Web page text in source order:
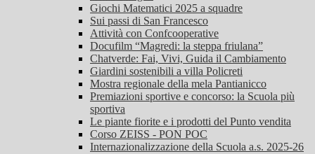
Giochi Matematici 2025 a squadre
Sui passi di San Francesco
Attività con Confcooperative
Docufilm “Magredi: la steppa friulana”
Chatverde: Fai, Vivi, Guida il Cambiamento
Giardini sostenibili a villa Policreti
Mostra regionale della mela Pantianicco
Premiazioni sportive e concorso: la Scuola più
sportiva
Le piante fiorite e i prodotti del Punto vendita
Corso ZEISS - PON POC
Internazionalizzazione della Scuola a.s. 2025-26